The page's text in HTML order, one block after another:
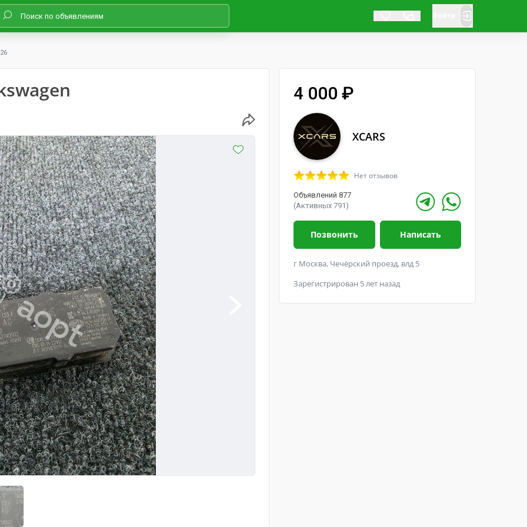
4 000 ₽
XCARS
Нет отзывов
Объявлений 877
(Активных 791)
Позвонить Написать
г Москва, Чечёрский проезд, влд 5
Зарегистрирован 5 лет назад